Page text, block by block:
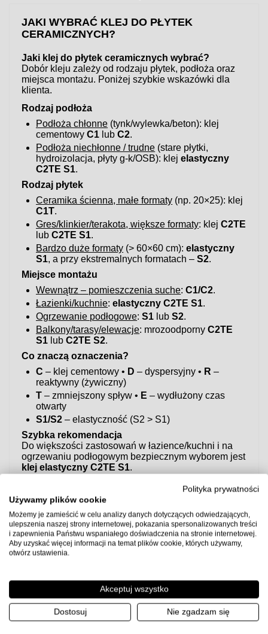
JAKI WYBRAĆ KLEJ DO PŁYTEK
CERAMICZNYCH?
Jaki klej do płytek ceramicznych wybrać?
Dobór kleju zależy od rodzaju płytek, podłoża oraz
miejsca montażu. Poniżej szybkie wskazówki dla
klienta.
Rodzaj podłoża
Podłoża chłonne (tynk/wylewka/beton): klej
cementowyC1 lubC2.
Podłoża niechłonne / trudne (stare płytki,
hydroizolacja, płyty g-k/OSB): klejelastyczny
C2TE S1.
Rodzaj płytek
Ceramika ścienna, małe formaty (np. 20×25): klej
C1T.
Gres/klinkier/terakota, większe formaty: klejC2TE
lubC2TE S1.
Bardzo duże formaty (> 60×60 cm):elastyczny
S1, a przy ekstremalnych formatach –S2.
Miejsce montażu
Wewnątrz – pomieszczenia suche:C1/C2.
Łazienki/kuchnie:elastyczny C2TE S1.
Ogrzewanie podłogowe:S1 lubS2.
Balkony/tarasy/elewacje: mrozoodpornyC2TE
S1 lubC2TE S2.
Co znaczą oznaczenia?
C – klej cementowy • D – dyspersyjny • R –
reaktywny (żywiczny)
T – zmniejszony spływ • E – wydłużony czas
otwarty
S1/S2 – elastyczność (S2 > S1)
Szybka rekomendacja
Do większości zastosowań w łazience/kuchni i na
ogrzewaniu podłogowym bezpiecznym wyborem jest
klej elastyczny C2TE S1.
przed użyciem sprawdź kartę techniczną producenta
kleju, przygotuj podłoże zgodnie z wytycznymi (gruntowanie,
równość, suchość) i zachowaj zalecane proporcje wody oraz
czasy schnięcia.
Czym różnią się płytki gresowe od ceramicznych?
Czym różnią się płytki gresowe od ceramicznych?
Zarówno płytki gresowe , jak i ceramicznesą popularnym
wyborem do wykończenia wnętrz, jednak różnią się
Polityka prywatności
Używamy plików cookie
Możemy je zamieścić w celu analizy danych dotyczących odwiedzających,
ulepszenia naszej strony internetowej, pokazania spersonalizowanych treści
i zapewnienia Państwu wspaniałego doświadczenia na stronie internetowej.
Aby uzyskać więcej informacji na temat plików cookie, których używamy,
otwórz ustawienia.
Akceptuj wszystko
Dostosuj Nie zgadzam się